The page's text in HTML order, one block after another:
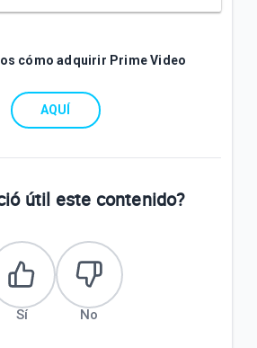
cómo adquirir Prime Video
AQUÍ
útil este contenido?
Sí No